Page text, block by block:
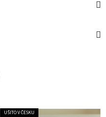
UŠITO V ČESKU